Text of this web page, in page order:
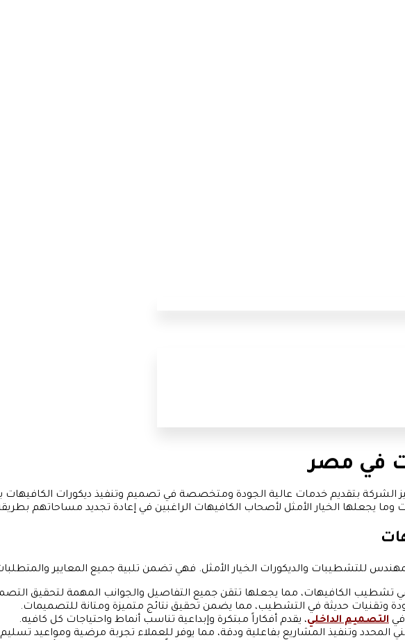
في مصر
بتقديم خدمات عالية الجودة ومتخصصة في تصميم وتنفيذ ديكورات الكافيهات
يجعلها الخيار الأمثل لأصحاب الكافيهات الراغبين في إعادة تجديد مساحاتهم
والديكورات الخيار الأمثل. فهي تضمن تلبية جميع المعايير والمتطلبات
تشطيب الكافيهات، مما يجعلها تتقن جميع التفاصيل والجوانب المهمة لتحقيق
وتقنيات حديثة في التشطيب، مما يضمن تحقيق نتائج متميزة ومتانة للتصميمات.
التصميم الداخلي، يقدم أفكاراً مبتكرة وإبداعية تناسب أنماط واحتياجات كل كافيه.
المحدد وتنفيذ المشاريع بفاعلية ودقة، مما يوفر للعملاء تجربة مرضية ومواعيد